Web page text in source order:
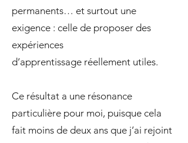
permanents… et surtout une
exigence : celle de proposer des
expériences
d’apprentissage réellement utiles.
Ce résultat a une résonance
particulière pour moi, puisque cela
fait moins de deux ans que j’ai rejoint